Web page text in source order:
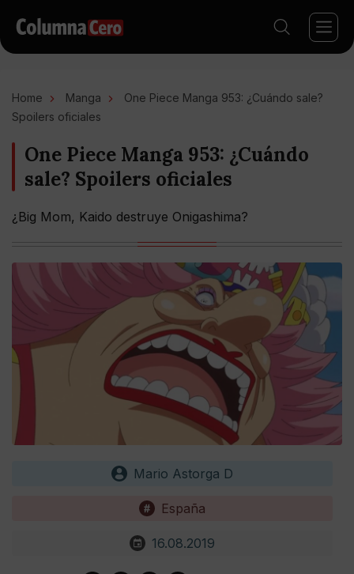
Home Manga
One Piece Manga 953: ¿Cuándo sale?
Spoilers oficiales
One Piece Manga 953: ¿Cuándo
sale? Spoilers oficiales
¿Big Mom, Kaido destruye Onigashima?
Mario Astorga D
España
16.08.2019